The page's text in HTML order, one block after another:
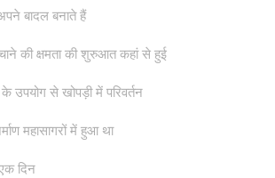
बादल बनाते हैं
की क्षमता की शुरुआत कहां से हुई
के उपयोग से खोपड़ी में परिवर्तन
महासागरों में हुआ था
दिन